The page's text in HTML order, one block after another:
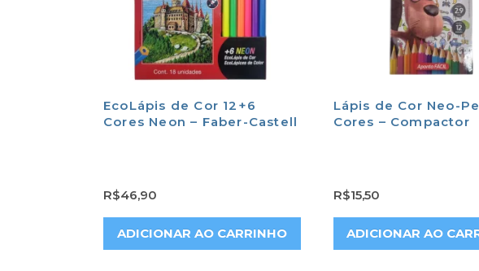
EcoLápis de Cor 12+6
Cores Neon – Faber-Castell
R$46,90
ADICIONAR AO CARRINHO
Lápis de Cor Neo-
Cores – Compactor
R$15,50
ADICIONAR AO